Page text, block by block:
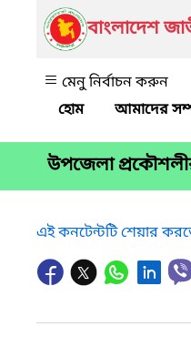
বাংলাদেশ
মেনু নির্বাচন করুন
আমাদের
উপজেলা
এই কনটেন্টটি শেয়ার